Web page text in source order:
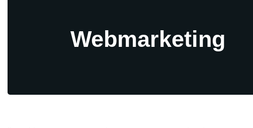
Webmarketing